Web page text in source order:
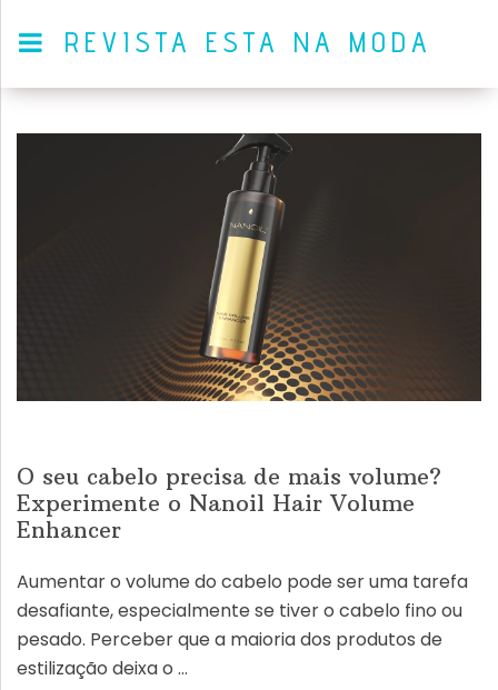
REVISTA ESTA NA MODA
O seu cabelo precisa de mais volume?
Experimente o Nanoil Hair Volume
Enhancer
Aumentar o volume do cabelo pode ser uma tarefa
desafiante, especialmente se tiver o cabelo fino ou
pesado. Perceber que a maioria dos produtos de
estilização deixa o …